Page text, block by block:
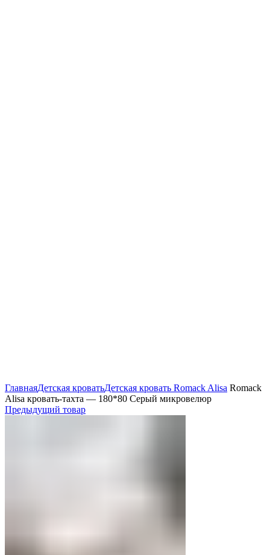
ГлавнаяДетская кроватьДетская кровать Romack Alisa Romack
Alisa кровать-тахта — 180*80 Серый микровелюр
Предыдущий товар